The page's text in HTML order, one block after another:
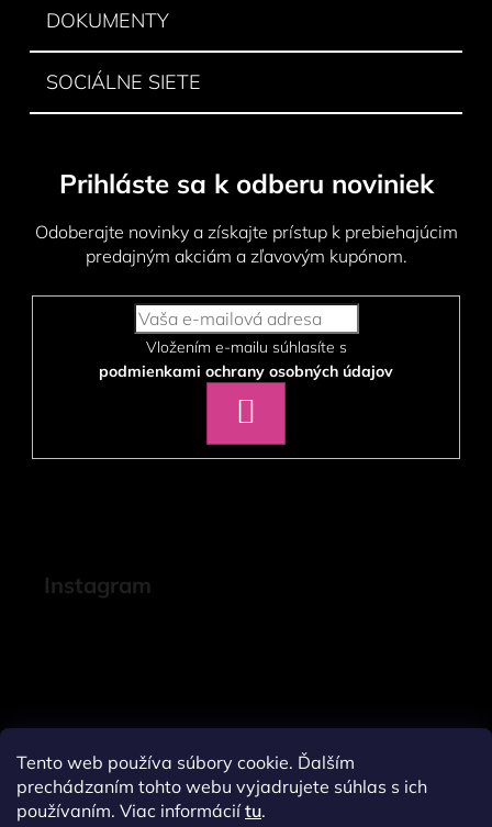
Tento web používa súbory cookie. Ďalším
prechádzaním tohto webu vyjadrujete súhlas s ich
používaním. Viac informáciítu.
DOKUMENTY
SOCIÁLNE SIETE
Prihláste sa k odberu noviniek
Odoberajte novinky a získajte prístup k prebiehajúcim
predajným akciám a zľavovým kupónom.
podmienkami ochrany osobných údajov
SA
Instagram